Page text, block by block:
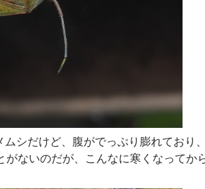
シだけど、腹がでっぷり膨れており
がないのだが、こんなに寒くなってか